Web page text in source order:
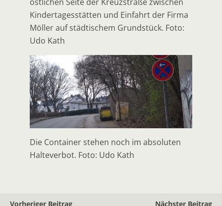
Kindertagesstätten und Einfahrt der Firma
Möller auf städtischem Grundstück. Foto:
Udo Kath
Die Container stehen noch im absoluten
Halteverbot. Foto: Udo Kath
Vorheriger Beitrag Nächster Beitrag